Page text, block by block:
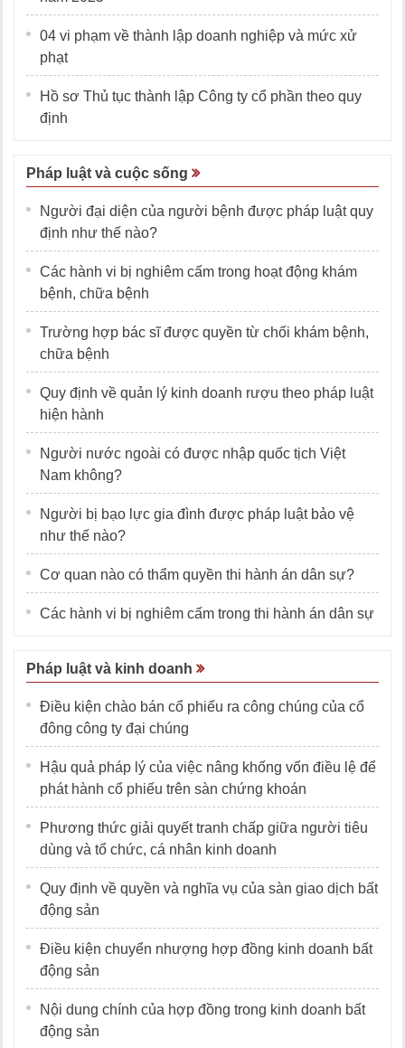
04 vi phạm về thành lập doanh nghiệp và mức xử
phạt
Hồ sơ Thủ tục thành lập Công ty cổ phần theo quy
định
Pháp luật và cuộc sống
Người đại diện của người bệnh được pháp luật quy
định như thế nào?
Các hành vi bị nghiêm cấm trong hoạt động khám
bệnh, chữa bệnh
Trường hợp bác sĩ được quyền từ chối khám bệnh,
chữa bệnh
Quy định về quản lý kinh doanh rượu theo pháp luật
hiện hành
Người nước ngoài có được nhập quốc tịch Việt
Nam không?
Người bị bạo lực gia đình được pháp luật bảo vệ
như thế nào?
Cơ quan nào có thẩm quyền thi hành án dân sự?
Các hành vi bị nghiêm cấm trong thi hành án dân sự
Pháp luật và kinh doanh
Điều kiện chào bán cổ phiếu ra công chúng của cổ
đông công ty đại chúng
Hậu quả pháp lý của việc nâng khống vốn điều lệ để
phát hành cổ phiếu trên sàn chứng khoán
Phương thức giải quyết tranh chấp giữa người tiêu
dùng và tổ chức, cá nhân kinh doanh
Quy định về quyền và nghĩa vụ của sàn giao dịch bất
động sản
Điều kiện chuyển nhượng hợp đồng kinh doanh bất
động sản
Nội dung chính của hợp đồng trong kinh doanh bất
động sản